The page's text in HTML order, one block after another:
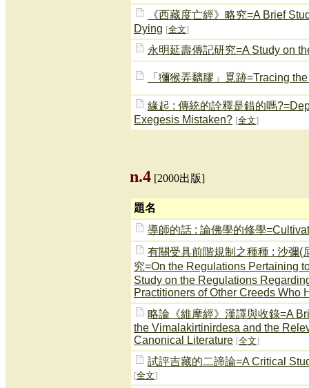
《西藏度亡經》略究=A Brief
Dying [全文]
永明延壽傳記研究=A Study on
「獼猴弄黐膠」覓跡=Tracing
緣起 : 傳統的詮釋是錯的嗎
Exegesis Mistaken? [全文]
n.4 [2000出版]
題名
導師的話 : 論佛學的修學
有關受具前階規制之種種 : 沙彌(
究=On the Regulations Pertaining
Study on the Regulations
Practitioners of Other Creeds Who
略論《維摩經》漢譯與收錄=A
the Vimalakirtinirdesa and the
Canonical Literature [全文]
試評吉藏的二諦論=A Critical
[全文]